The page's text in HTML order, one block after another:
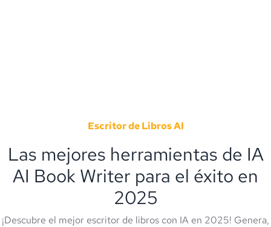
Escritor de Libros AI
Las mejores herramientas de IA
AI Book Writer para el éxito en
2025
¡Descubre el mejor escritor de libros con IA en 2025! Genera,